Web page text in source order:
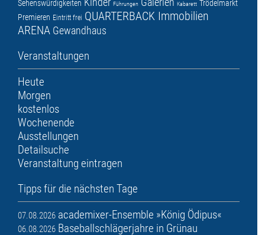
Sehenswürdigkeiten
Führungen Kabarett Trödelmarkt
Premieren Eintritt frei QUARTERBACK Immobilien
ARENA Gewandhaus
Veranstaltungen
Heute
Morgen
kostenlos
Wochenende
Ausstellungen
Detailsuche
Veranstaltung eintragen
Tipps für die nächsten Tage
07.08.2026 academixer-Ensemble »König Ödipus«
06.08.2026 Baseballschlägerjahre in Grünau